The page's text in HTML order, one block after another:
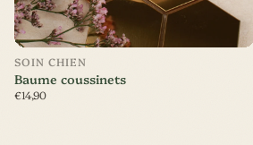
SOIN CHIEN
Baume coussinets
€14,90